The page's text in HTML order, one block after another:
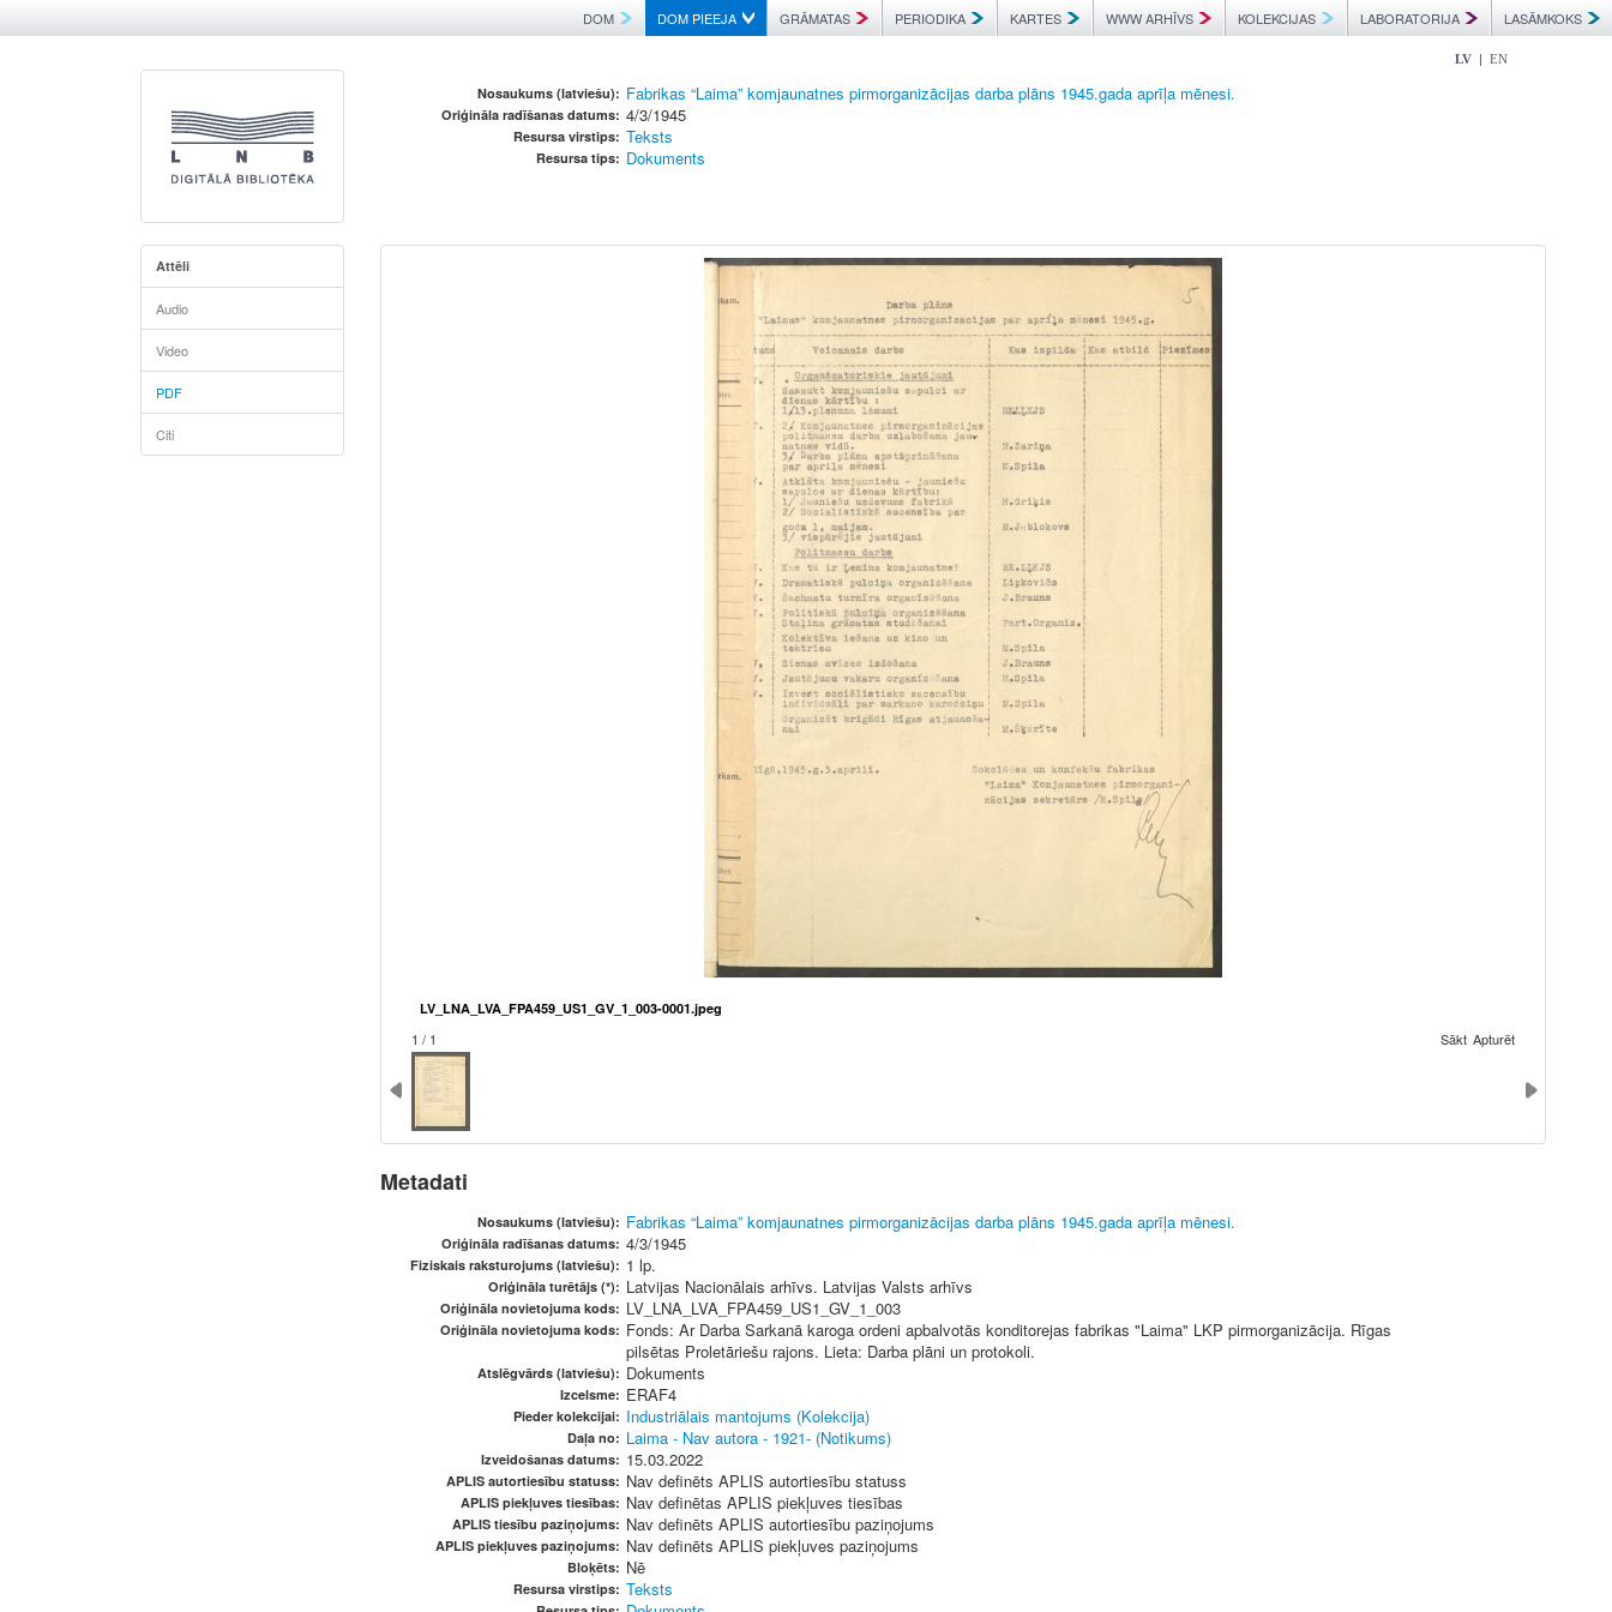
DOM DOM PIEEJA GRĀMATAS PERIODIKA KARTES WWW ARHĪVS KOLEKCIJAS LABORATORIJA LASĀMKOKS
LV | EN
Nosaukums (latviešu): Fabrikas “Laima” komjaunatnes pirmorganizācijas darba plāns 1945.gada aprīļa mēnesi.
Oriģināla radīšanas datums: 4/3/1945
Resursa virstips: Teksts
Resursa tips: Dokuments
Attēli
Audio
Video
PDF
Citi
LV_LNA_LVA_FPA459_US1_GV_1_003-0001.jpeg
1 / 1 Sākt Apturēt
Metadati
Nosaukums (latviešu): Fabrikas “Laima” komjaunatnes pirmorganizācijas darba plāns 1945.gada aprīļa mēnesi.
Oriģināla radīšanas datums: 4/3/1945
Fiziskais raksturojums (latviešu): 1 lp.
Oriģināla turētājs (*): Latvijas Nacionālais arhīvs. Latvijas Valsts arhīvs
Oriģināla novietojuma kods: LV_LNA_LVA_FPA459_US1_GV_1_003
Oriģināla novietojuma kods: Fonds: Ar Darba Sarkanā karoga ordeni apbalvotās konditorejas fabrikas "Laima" LKP pirmorganizācija. Rīgas
pilsētas Proletāriešu rajons. Lieta: Darba plāni un protokoli.
Atslēgvārds (latviešu): Dokuments
Izcelsme: ERAF4
Pieder kolekcijai: Industriālais mantojums (Kolekcija)
Daļa no: Laima - Nav autora - 1921- (Notikums)
Izveidošanas datums: 15.03.2022
APLIS autortiesību statuss: Nav definēts APLIS autortiesību statuss
APLIS piekļuves tiesības: Nav definētas APLIS piekļuves tiesības
APLIS tiesību paziņojums: Nav definēts APLIS autortiesību paziņojums
APLIS piekļuves paziņojums: Nav definēts APLIS piekļuves paziņojums
Bloķēts: Nē
Resursa virstips: Teksts